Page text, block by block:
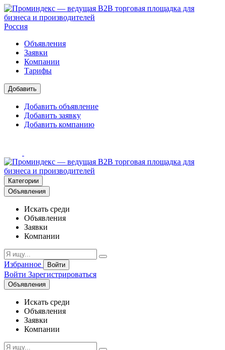
Россия
Объявления
Заявки
Компании
Тарифы
Добавить
Добавить объявление
Добавить заявку
Добавить компанию
Категории
Объявления
Искать среди
Объявления
Заявки
Компании
Избранное Войти
Войти Зарегистрироваться
Объявления
Искать среди
Объявления
Заявки
Компании